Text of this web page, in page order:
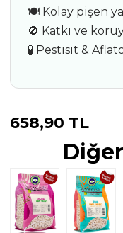
🍽️ Kolay pişen
🚫 Katkı ve
🧪 Pestisit &
658,90 TL